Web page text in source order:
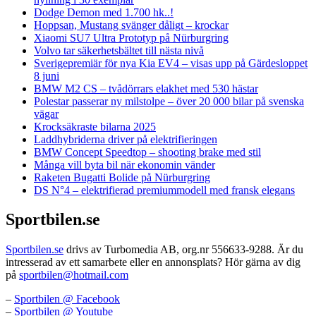
Dodge Demon med 1.700 hk..!
Hoppsan, Mustang svänger dåligt – krockar
Xiaomi SU7 Ultra Prototyp på Nürburgring
Volvo tar säkerhetsbältet till nästa nivå
Sverigepremiär för nya Kia EV4 – visas upp på Gärdesloppet
8 juni
BMW M2 CS – tvådörrars elakhet med 530 hästar
Polestar passerar ny milstolpe – över 20 000 bilar på svenska
vägar
Krocksäkraste bilarna 2025
Laddhybriderna driver på elektrifieringen
BMW Concept Speedtop – shooting brake med stil
Många vill byta bil när ekonomin vänder
Raketen Bugatti Bolide på Nürburgring
DS N°4 – elektrifierad premiummodell med fransk elegans
Sportbilen.se
Sportbilen.se drivs av Turbomedia AB, org.nr 556633-9288. Är du
intresserad av ett samarbete eller en annonsplats? Hör gärna av dig
på sportbilen@hotmail.com
– Sportbilen @ Facebook
– Sportbilen @ Youtube